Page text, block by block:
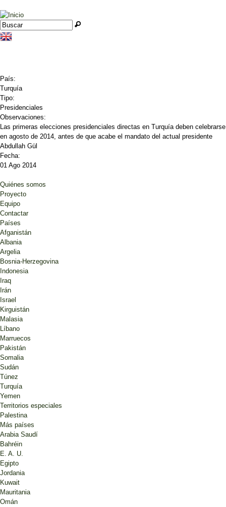
Jump to navigation
Formulario de búsqueda
Buscar
País:
Turquía
Tipo:
Presidenciales
Observaciones:
Las primeras elecciones presidenciales directas en Turquía deben celebrarse
en agosto de 2014, antes de que acabe el mandato del actual presidente
Abdullah Gül
Fecha:
01 Ago 2014
Quiénes somos
Proyecto
Equipo
Contactar
Países
Afganistán
Albania
Argelia
Bosnia-Herzegovina
Indonesia
Iraq
Irán
Israel
Kirguistán
Malasia
Líbano
Marruecos
Pakistán
Somalia
Sudán
Túnez
Turquía
Yemen
Territorios especiales
Palestina
Más países
Arabia Saudí
Bahréin
E. A. U.
Egipto
Jordania
Kuwait
Mauritania
Omán